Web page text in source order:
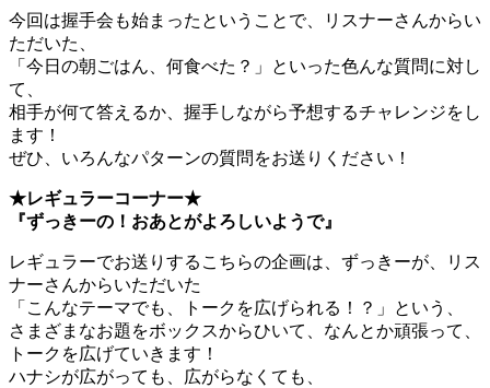
今回は握手会も始まったということで、リスナーさんからい
ただいた、
「今日の朝ごはん、何食べた？」といった色んな質問に対し
て、
相手が何て答えるか、握手しながら予想するチャレンジをし
ます！
ぜひ、いろんなパターンの質問をお送りください！
★レギュラーコーナー★
『ずっきーの！おあとがよろしいようで』
レギュラーでお送りするこちらの企画は、ずっきーが、リス
ナーさんからいただいた
「こんなテーマでも、トークを広げられる！？」という、
さまざまなお題をボックスからひいて、なんとか頑張って、
トークを広げていきます！
ハナシが広がっても、広がらなくても、